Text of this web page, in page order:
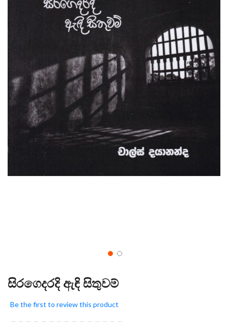
සිරගෙදරදි ඇඳි සිතුවම්
Be the first to review this product